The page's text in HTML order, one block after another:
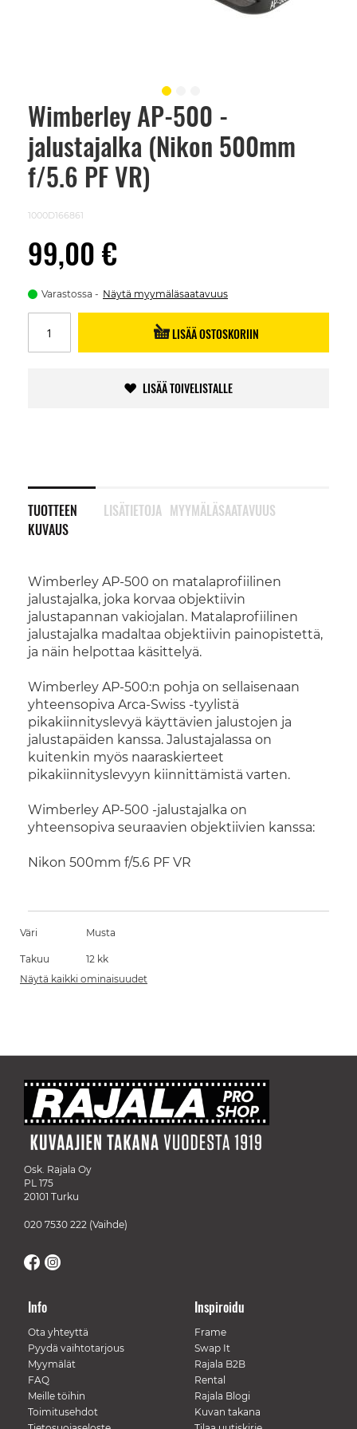
Wimberley AP-500 -
jalustajalka (Nikon 500mm
f/5.6 PF VR)
1000D166861
99,00 €
Varastossa Näytä myymäläsaatavuus
LISÄÄ OSTOSKORIIN
LISÄÄ TOIVELISTALLE
TUOTTEEN
KUVAUS
Wimberley AP-500 on matalaprofiilinen
jalustajalka, joka korvaa objektiivin
jalustapannan vakiojalan. Matalaprofiilinen
jalustajalka madaltaa objektiivin painopistettä,
ja näin helpottaa käsittelyä.
Wimberley AP-500:n pohja on sellaisenaan
yhteensopiva Arca-Swiss -tyylistä
pikakiinnityslevyä käyttävien jalustojen ja
jalustapäiden kanssa. Jalustajalassa on
kuitenkin myös naaraskierteet
pikakiinnityslevyyn kiinnittämistä varten.
Wimberley AP-500 -jalustajalka on
yhteensopiva seuraavien objektiivien kanssa:
Nikon 500mm f/5.6 PF VR
LISÄTIETOJA MYYMÄLÄSAATAVUUS
Skip
beginning
images
Väri Musta
Takuu
12 kk
Näytä kaikki ominaisuudet
Osk. Rajala Oy
PL 175
20101 Turku
020 7530 222 (Vaihde)
Info
Ota yhteyttä
Pyydä vaihtotarjous
Myymälät
FAQ
Meille töihin
Toimitusehdot
Inspiroidu
Frame
Swap It
Rajala B2B
Rental
Rajala Blogi
Kuvan takana